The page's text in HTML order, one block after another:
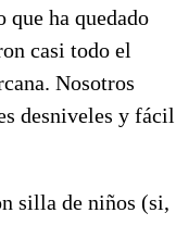
que ha quedado
casi todo el
Nosotros
desniveles y fácil
silla de niños (si,